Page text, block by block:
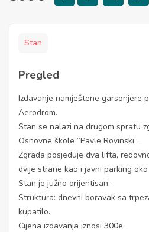
Stan
Pregled
Izdavanje namještene garsonjere
Aerodrom.
Stan se nalazi na drugom spratu
Osnovne škole “Pavle Rovinski”.
Zgrada posjeduje dva lifta,
dvije strane kao i javni parking oko
Stan je južno orijentisan.
Struktura: dnevni boravak sa
kupatilo.
Cijena izdavanja iznosi 300e.